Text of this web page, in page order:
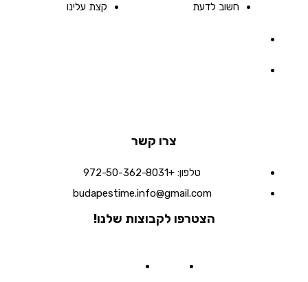
חשוב לדעת
קצת עלינו
צרו קשר
טלפון: +972-50-362-8031
budapestime.info@gmail.com
הצטרפו לקבוצות שלנו!